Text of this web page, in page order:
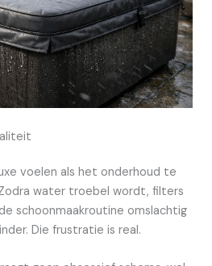
voelen als het onderhoud te
water troebel wordt, filters
schoonmaakroutine omslachtig
Die frustratie is real.